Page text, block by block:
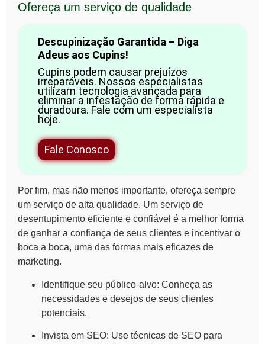
Ofereça um serviço de qualidade
Descupinização Garantida – Diga
Adeus aos Cupins!
Cupins podem causar prejuízos
irreparáveis. Nossos especialistas
utilizam tecnologia avançada para
eliminar a infestação de forma rápida e
duradoura. Fale com um especialista
hoje.
Fale Conosco
Por fim, mas não menos importante, ofereça sempre
um serviço de alta qualidade. Um serviço de
desentupimento eficiente e confiável é a melhor forma
de ganhar a confiança de seus clientes e incentivar o
boca a boca, uma das formas mais eficazes de
marketing.
Identifique seu público-alvo: Conheça as
necessidades e desejos de seus clientes
potenciais.
Invista em SEO: Use técnicas de SEO para